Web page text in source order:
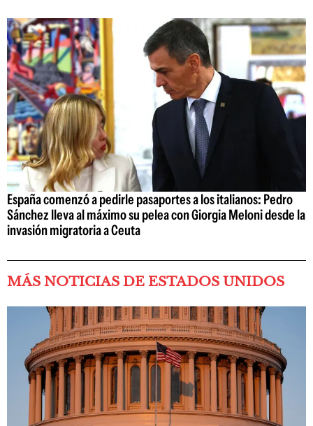
España comenzó a pedirle pasaportes a los italianos: Pedro
Sánchez lleva al máximo su pelea con Giorgia Meloni desde la
invasión migratoria a Ceuta
MÁS NOTICIAS DE ESTADOS UNIDOS